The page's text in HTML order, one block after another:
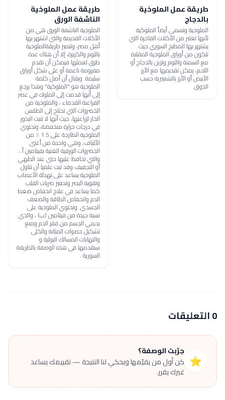
طريقة عمل الملوخية
بالدجاج
الملوخية وتسمى أيضاً الملوكية
لأنها تعتبر من الأكلات الفاخرة التي
يشتهر بها المطبخ السوري حيث
تتكون من أوراق الملوخية المقلاة
مع السمنة والثوم وتزين بالدجاج أو
اللحم، يمكن تقديمها مع الأرز
الأبيض أو الأرز بالشعيرية حسب
الذوق.
طريقة عمل الملوخية
الناشفة الورق
الملوخية الناشفة الورق هي من
الأكلات القديمة والتي اشتهر بها
أهل مصر، وتتميز طريقةالملوخية
بالثوم والكزبرة، إلا أن هناك عدة
طرق لعملها فيمكن أن تقدم
مفرومة ناعمة أو على شكل أوراق
سليمة. ويقال أن أصل كلمة
الملوخية هو "الملوكية" وهذا يرجع
إلى أنها قدمت إلى الملوك في عصر
الفراعنة القدماء ، والملوخية من
الخضروات التي تحتاج إلى الطقس
الحار لزراعتها، حيث أنها لا تنبت البذور
في درجات حرارة منخفضة، وتحتوي
الملوخية الطازجة على 1.5 ٪ من
الألياف، وهي واحدة من أغنى
الخضروات الورقية الغنية بفيتامين أ ،
والتي تحافظ عليها حتى عند الطهي
أو التجفيف وقد ثبت علميا أن تناول
الملوخية يساعد على تهدئة الأعصاب
وتقوية البصر وتحفيز ضربات القلب
كما يساعد في علاج انخفاض ضغط
الدم وانخفاض الطاقة والضعف
الجسدي. وتحتوي الملوخية على
نسبة جيدة من فيتامين (ب) ، والذي
يحمي الجسم من فقر الدم ومنع
تشكيل حصوات المثانة والكلى
والتهابات المسالك البولية و
سنقدمها في هذه الوصفة بالطريقة
السورية .
0 التعليقات
⭐
جرّبت الوصفة؟
كن أول من يقيّمها ويحكي لنا النتيجة — تقييمك يساعد
غيرك يقرر.